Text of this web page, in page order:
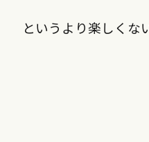
というより楽しくな